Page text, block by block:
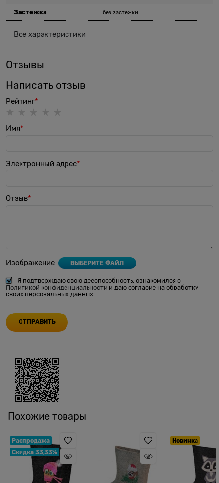
Застежка без застежки
Все характеристики
Отзывы
Написать отзыв
Рейтинг
Имя
Электронный адрес
Отзыв
Изображение ВЫБЕРИТЕ ФАЙЛ
Я подтверждаю свою дееспособность, ознакомился с
Политикой конфиденциальности и даю согласие на обработку
своих персональных данных.
Похожие товары
Распродажа
Скидка 33,33%
Новинка